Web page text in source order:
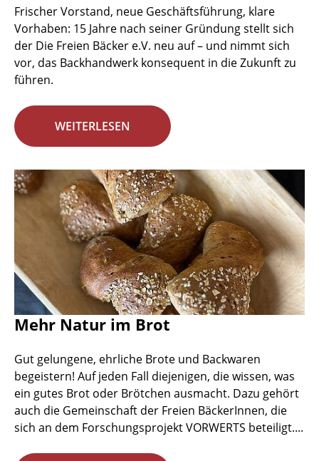
Frischer Vorstand, neue Geschäftsführung, klare
Vorhaben: 15 Jahre nach seiner Gründung stellt sich
der Die Freien Bäcker e.V. neu auf – und nimmt sich
vor, das Backhandwerk konsequent in die Zukunft zu
führen.
WEITERLESEN
Mehr Natur im Brot
Gut gelungene, ehrliche Brote und Backwaren
begeistern! Auf jeden Fall diejenigen, die wissen, was
ein gutes Brot oder Brötchen ausmacht. Dazu gehört
auch die Gemeinschaft der Freien BäckerInnen, die
sich an dem Forschungsprojekt VORWERTS beteiligt....